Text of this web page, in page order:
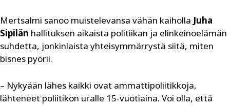
Mertsalmi sanoo muistelevansa vähän kaiholla Juha
Sipilän hallituksen aikaista politiikan ja elinkeinoelämän
suhdetta, jonkinlaista yhteisymmärrystä siitä, miten
bisnes pyörii.
– Nykyään lähes kaikki ovat ammattipoliitikkoja,
lähteneet poliitikon uralle 15-vuotiaina. Voi olla, että